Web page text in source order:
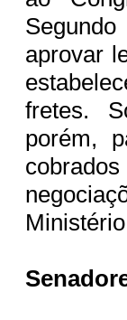
aprovar
fretes.
porém,